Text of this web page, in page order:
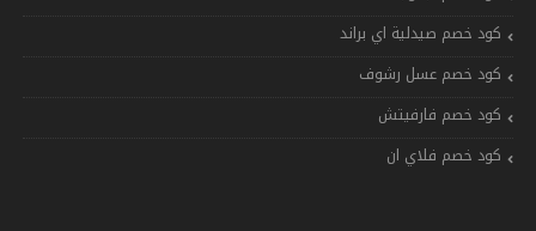
كود خصم صيدلية اي براند
كود خصم عسل رشوف
كود خصم فارفيتش
كود خصم فلاي ان